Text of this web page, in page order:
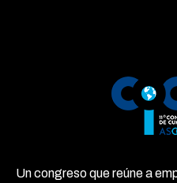
Un congreso que reúne a